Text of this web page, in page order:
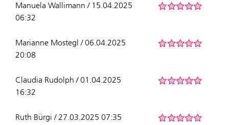
Manuela Wallimann / 15.04.2025
06:32
Marianne Mostegl / 06.04.2025
20:08
Claudia Rudolph / 01.04.2025
16:32
Ruth Bürgi / 27.03.2025 07:35